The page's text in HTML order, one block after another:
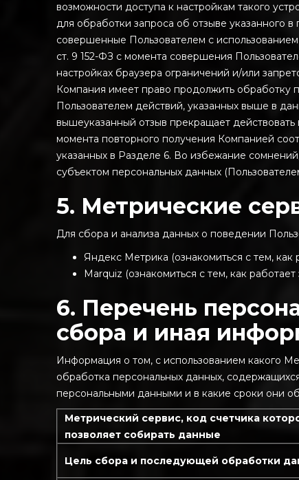
возможности доступа к настройкам такого
для обработки запроса об отзыве указанного
совершенные Пользователем с
ст. 9 152-ФЗ с момента совершения
настройках браузера ограничений и/или
Компания имеет право продолжить обработку
Пользователем действий, указанных выше в
вышеуказанный отзыв прекращает
момента повторного получения Компанией
указанных в Разделе 6. Во избежание
субъектом персональных данных
5. Метрические
Для сбора и анализа данных о поведении
Яндекс Метрика (ознакомиться с тем,
Marquiz (ознакомиться с тем, как
6. Перечень
сбора и иная
Информация о том, с использованием какого
обработка персональных данных,
персональными данными и в какие сроки они
Метрический сервис, код счетчика
позволяет собирать данные
Цель сбора и последующей обработки